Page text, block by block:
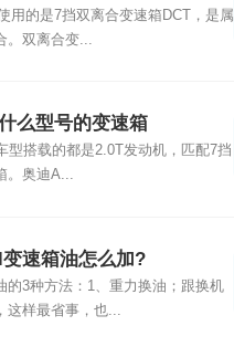
用的是7挡双离合变速箱DCT，是属
。双离合变...
么型号的变速箱
型搭载的都是2.0T发动机，匹配7挡
。奥迪A...
速箱油怎么加?
的3种方法：1、重力换油；跟换机
这样最省事，也...